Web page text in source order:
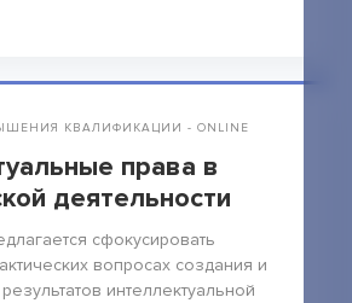
КВАЛИФИКАЦИИ - ONLINE
права в
деятельности
сфокусировать
вопросах создания и
интеллектуальной